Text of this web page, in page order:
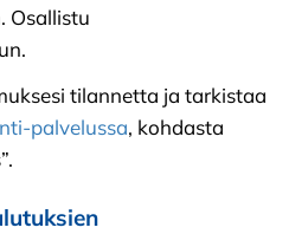
Osallistu
tilannetta ja tarkistaa
palvelussa, kohdasta